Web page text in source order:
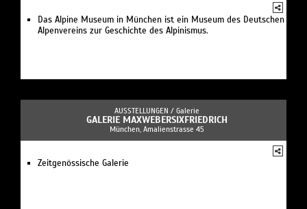
Das Alpine Museum in München ist ein Museum des Deutschen
Alpenvereins zur Geschichte des Alpinismus.
AUSSTELLUNGEN / Galerie
GALERIE MAXWEBERSIXFRIEDRICH
München, Amalienstrasse 45
Zeitgenössische Galerie